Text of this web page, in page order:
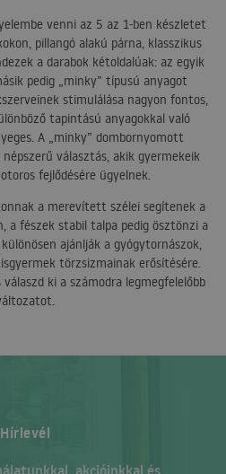
venni az 5 az 1-ben készletet
pillangó alakú párna, klasszikus
a darabok kétoldalúak: az egyik
pedig „minky” típusú anyagot
stimulálása nagyon fontos,
tapintású anyagokkal való
A „minky” dombornyomott
választás, akik gyermekeik
fejlődésére ügyelnek.
a merevített szélei segítenek a
a fészek stabil talpa pedig ösztönzi a
ajánlják a gyógytornászok,
törzsizmainak erősítésére.
ki a számodra legmegfelelőbb
Hírlevél